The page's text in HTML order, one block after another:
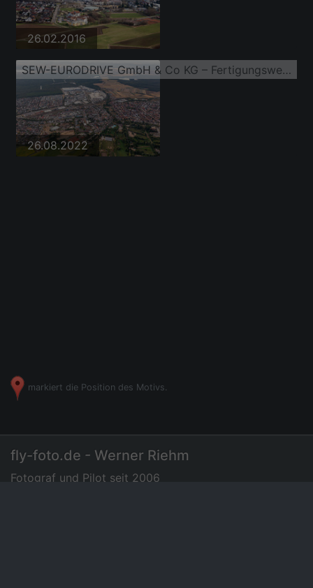
26.02.2016
SEW-EURODRIVE GmbH & Co KG – Fertigungswerk und SCC Mechanik/Mechatronik
26.08.2022
markiert die Position des Motivs.
fly-foto.de - Werner Riehm
Fotograf und Pilot seit 2006